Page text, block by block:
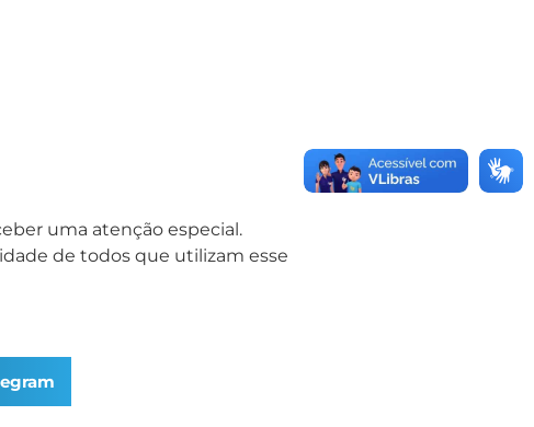
uma atenção especial.
de todos que utilizam esse